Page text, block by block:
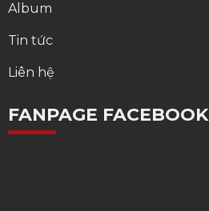
Album
Tin tức
Liên hệ
FANPAGE FACEBOOK